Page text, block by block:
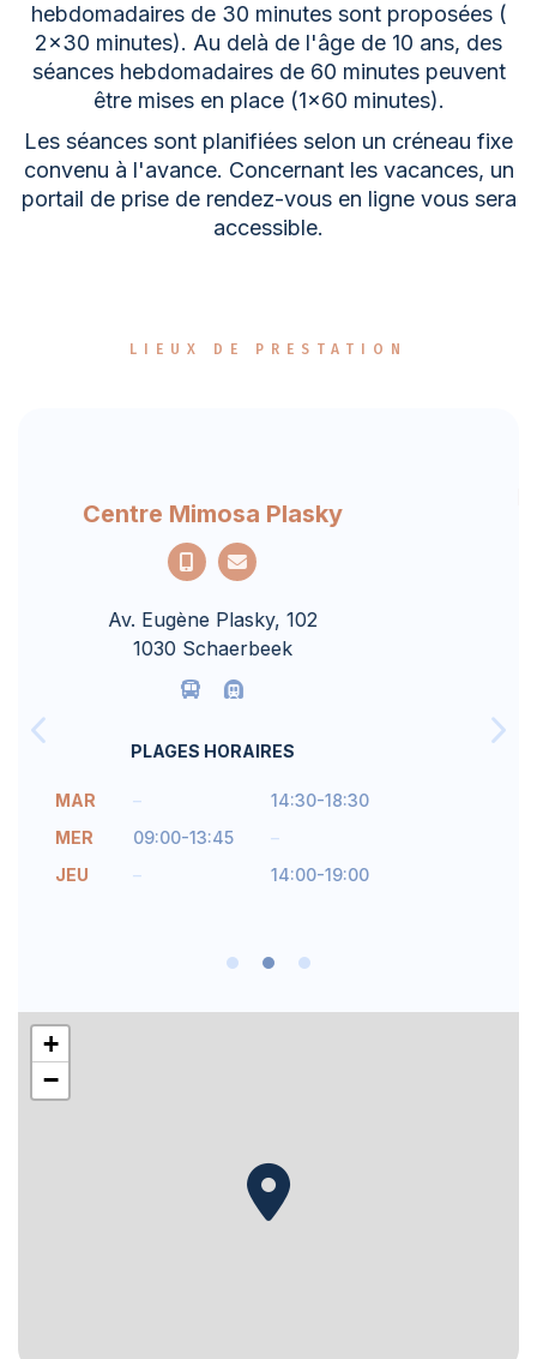
hebdomadaires de 30 minutes sont proposées (
2x30 minutes). Au delà de l'âge de 10 ans, des
séances hebdomadaires de 60 minutes peuvent
être mises en place (1x60 minutes).
Les séances sont planifiées selon un créneau fixe
convenu à l'avance. Concernant les vacances, un
portail de prise de rendez-vous en ligne vous sera
accessible.
LIEUX DE PRESTATION
Ecole Primaire du Sacré Coeur de
Lindthout
Avenue des Deux Tilleuls, 8
+
−